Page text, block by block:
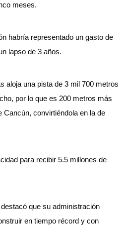
meses.
habría representado un gasto de
lapso de 3 años.
aloja una pista de 3 mil 700 metros
por lo que es 200 metros más
Cancún, convirtiéndola en la de
para recibir 5.5 millones de
que su administración
en tiempo récord y con